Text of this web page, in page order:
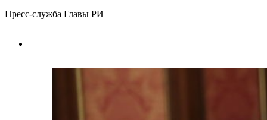
Пресс-служба Главы РИ